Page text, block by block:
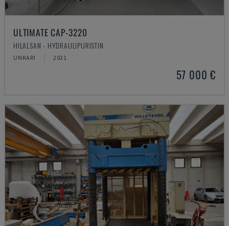
ULTIMATE CAP-3220
HILALSAN - HYDRAULIPURISTIN
UNKARI 2021
57 000 €